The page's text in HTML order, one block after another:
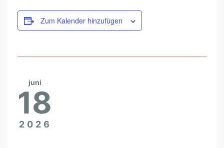
L
L
L
E
N
S
Zum Kalender hinzufügen
juni
18
2026